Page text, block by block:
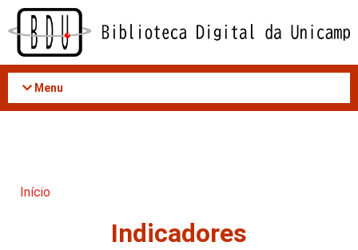
Acessar
conteúdo
Menu
Início
Indicadores